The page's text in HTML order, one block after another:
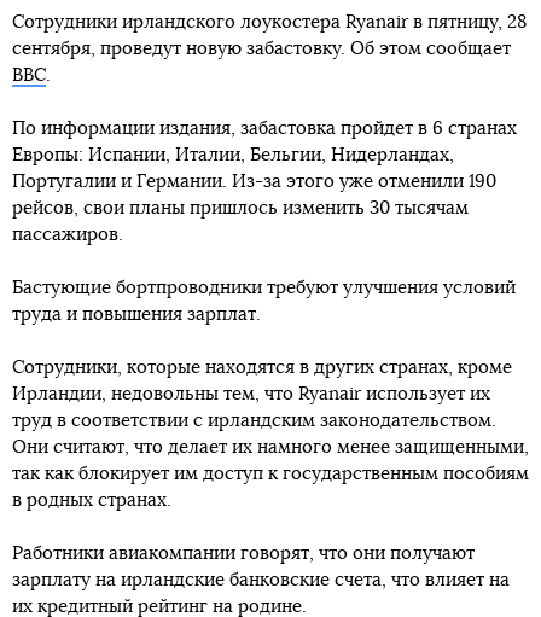
Сотрудники ирландского лоукостера Ryanair в пятницу, 28
сентября, проведут новую забастовку. Об этом сообщает
ВВС.
По информации издания, забастовка пройдет в 6 странах
Европы: Испании, Италии, Бельгии, Нидерландах,
Португалии и Германии. Из-за этого уже отменили 190
рейсов, свои планы пришлось изменить 30 тысячам
пассажиров.
Бастующие бортпроводники требуют улучшения условий
труда и повышения зарплат.
Сотрудники, которые находятся в других странах, кроме
Ирландии, недовольны тем, что Ryanair использует их
труд в соответствии с ирландским законодательством.
Они считают, что делает их намного менее защищенными,
так как блокирует им доступ к государственным пособиям
в родных странах.
Работники авиакомпании говорят, что они получают
зарплату на ирландские банковские счета, что влияет на
их кредитный рейтинг на родине.